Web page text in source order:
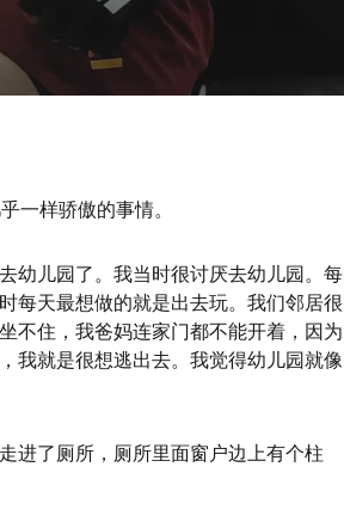
一样骄傲的事情。
幼儿园了。我当时很讨厌去幼儿园。每
每天最想做的就是出去玩。我们邻居很
不住，我爸妈连家门都不能开着，因为
我就是很想逃出去。我觉得幼儿园就像
进了厕所，厕所里面窗户边上有个柱